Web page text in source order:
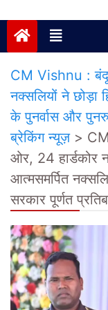
CM Vishnu :
नक्सलियों ने छोड़ा
के पुनर्वास और
ब्रेकिंग न्यूज़>
ओर, 24 हार्डकोर
आत्मसमर्पित
सरकार पूर्णत